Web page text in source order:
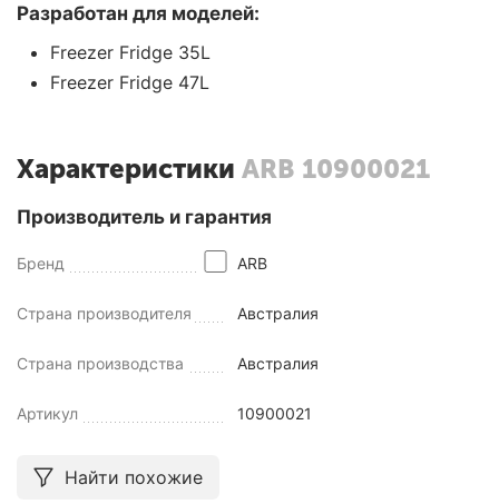
Разработан для моделей:
Freezer Fridge 35L
Freezer Fridge 47L
Характеристики ARB 10900021
Производитель и гарантия
Бренд ARB
Страна производителя Австралия
Страна производства Австралия
Артикул 10900021
Найти похожие